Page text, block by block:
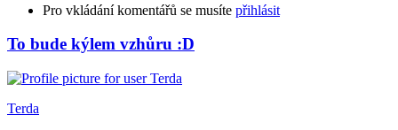
Pro vkládání komentářů se musíte přihlásit
To bude kýlem vzhůru :D
Terda